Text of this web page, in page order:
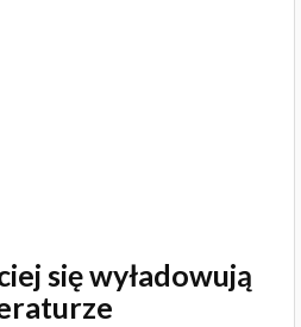
się wyładowują